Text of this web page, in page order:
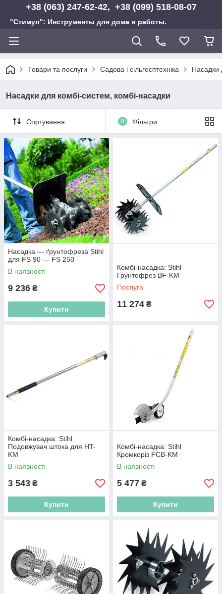
+38 (063) 247-62-42, +38 (099) 518-08-07
"Стимул": Инструменты для дома и работы.
Товари та послуги Садова і сільгосптехніка Насадки
Насадки для комбі-систем, комбі-насадки
Сортування 0 Фільтри
Насадка — ґрунтофреза Stihl
для FS 90 — FS 250
В наявності
9 236 ₴
Купити
Комбі-насадка: Stihl
Грунтофрез BF-KM
Послуга
11 274 ₴
Комбі-насадка: Stihl
Подовжувач штока для HT-
KM
В наявності
3 543 ₴
Купити
Комбі-насадка: Stihl
Кромкоріз FCB-KM
В наявності
5 477 ₴
Купити